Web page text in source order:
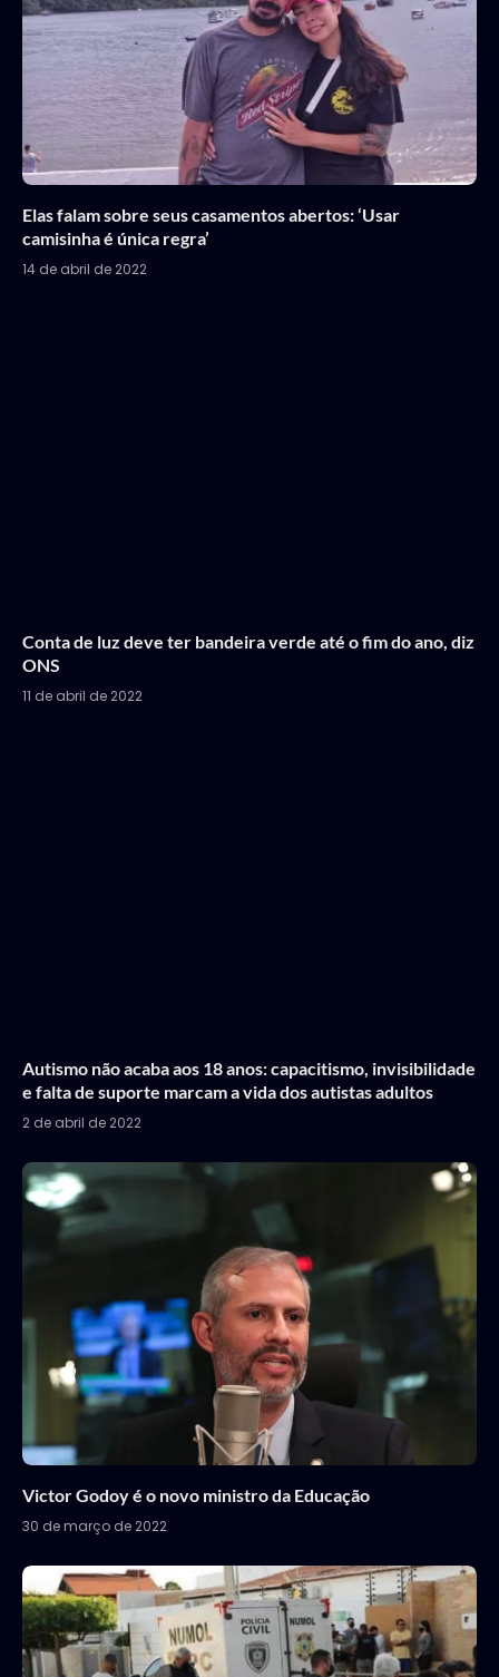
Elas falam sobre seus casamentos abertos: ‘Usar
camisinha é única regra’
14 de abril de 2022
Conta de luz deve ter bandeira verde até o fim do ano, diz
ONS
11 de abril de 2022
Autismo não acaba aos 18 anos: capacitismo, invisibilidade
e falta de suporte marcam a vida dos autistas adultos
2 de abril de 2022
Victor Godoy é o novo ministro da Educação
30 de março de 2022